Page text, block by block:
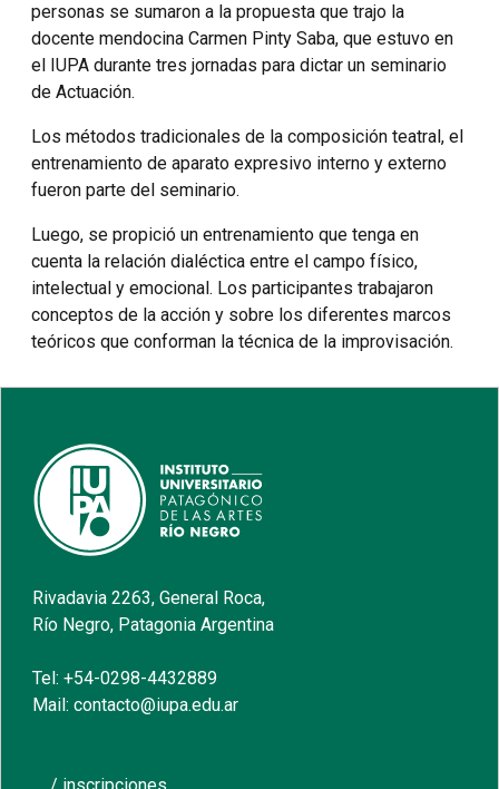
personas se sumaron a la propuesta que trajo la
docente mendocina Carmen Pinty Saba, que estuvo en
el IUPA durante tres jornadas para dictar un seminario
de Actuación.
Los métodos tradicionales de la composición teatral, el
entrenamiento de aparato expresivo interno y externo
fueron parte del seminario.
Luego, se propició un entrenamiento que tenga en
cuenta la relación dialéctica entre el campo físico,
intelectual y emocional. Los participantes trabajaron
conceptos de la acción y sobre los diferentes marcos
teóricos que conforman la técnica de la improvisación.
Rivadavia 2263, General Roca,
Río Negro, Patagonia Argentina
Tel: +54-0298-4432889
Mail: contacto@iupa.edu.ar